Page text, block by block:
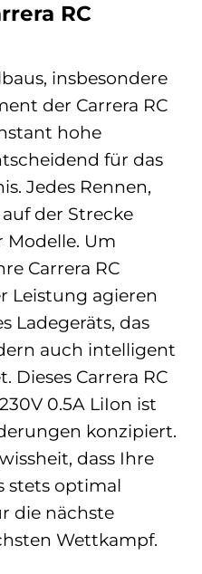
RC
insbesondere
der Carrera RC
hohe
für das
Jedes Rennen,
der Strecke
Um
Carrera RC
Leistung agieren
Ladegeräts, das
auch intelligent
Dieses Carrera RC
0.5A LiIon ist
konzipiert.
dass Ihre
stets optimal
die nächste
Wettkampf.